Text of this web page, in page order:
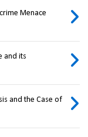
Menace
and its
and the Case of